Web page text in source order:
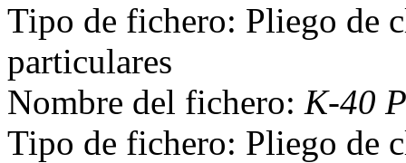
Tipo de fichero: Pliego de
particulares
Nombre del fichero: K-40
Tipo de fichero: Pliego de